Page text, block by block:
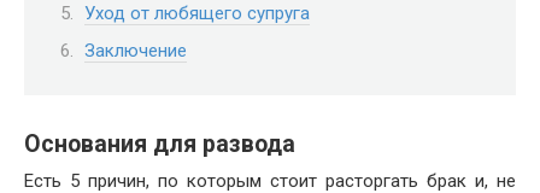
Уход от любящего супруга
Заключение
Основания для развода
Есть 5 причин, по которым стоит расторгать брак и, не